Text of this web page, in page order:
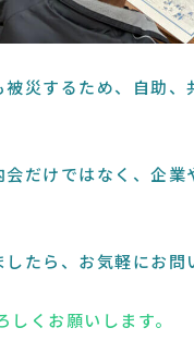
災するため、自助、
だけではなく、企業
たら、お気軽にお問
くお願いします。